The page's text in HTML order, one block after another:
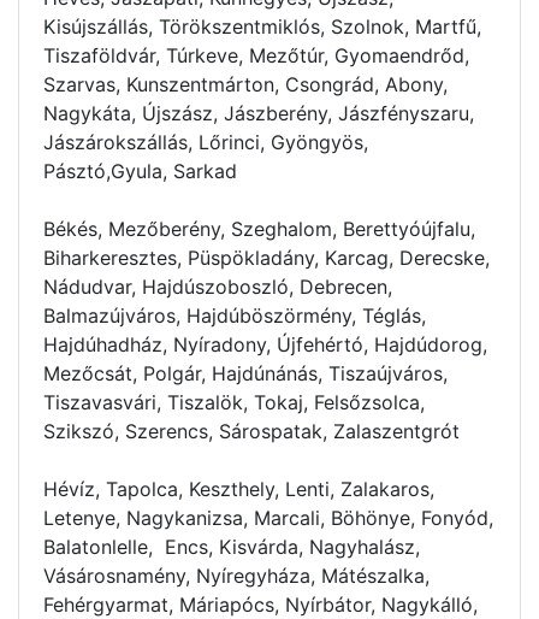
Kisújszállás, Törökszentmiklós, Szolnok, Martfű,
Tiszaföldvár, Túrkeve, Mezőtúr, Gyomaendrőd,
Szarvas, Kunszentmárton, Csongrád, Abony,
Nagykáta, Újszász, Jászberény, Jászfényszaru,
Jászárokszállás, Lőrinci, Gyöngyös,
Pásztó,Gyula, Sarkad
Békés, Mezőberény, Szeghalom, Berettyóújfalu,
Biharkeresztes, Püspökladány, Karcag, Derecske,
Nádudvar, Hajdúszoboszló, Debrecen,
Balmazújváros, Hajdúböszörmény, Téglás,
Hajdúhadház, Nyíradony, Újfehértó, Hajdúdorog,
Mezőcsát, Polgár, Hajdúnánás, Tiszaújváros,
Tiszavasvári, Tiszalök, Tokaj, Felsőzsolca,
Szikszó, Szerencs, Sárospatak, Zalaszentgrót
Hévíz, Tapolca, Keszthely, Lenti, Zalakaros,
Letenye, Nagykanizsa, Marcali, Böhönye, Fonyód,
Balatonlelle, Encs, Kisvárda, Nagyhalász,
Vásárosnamény, Nyíregyháza, Mátészalka,
Fehérgyarmat, Máriapócs, Nyírbátor, Nagykálló,